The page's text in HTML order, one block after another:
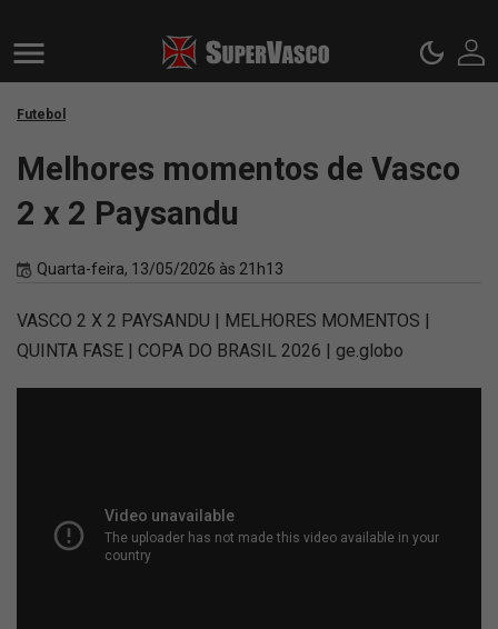
Futebol
Melhores momentos de Vasco
2 x 2 Paysandu
Quarta-feira, 13/05/2026 às 21h13
VASCO 2 X 2 PAYSANDU | MELHORES MOMENTOS |
QUINTA FASE | COPA DO BRASIL 2026 | ge.globo